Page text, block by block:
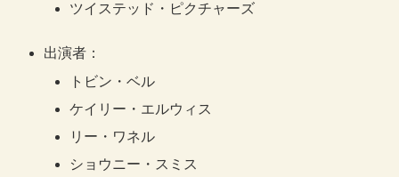
ツイステッド・ピクチャーズ
出演者：
トビン・ベル
ケイリー・エルウィス
リー・ワネル
ショウニー・スミス